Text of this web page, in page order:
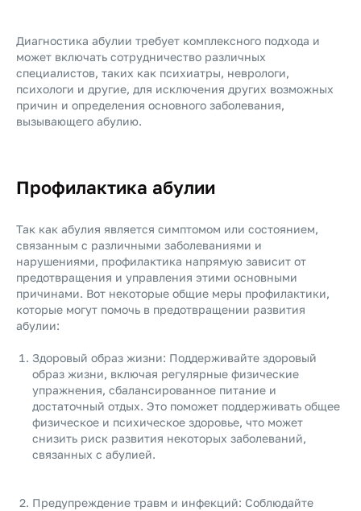
Диагностика абулии требует комплексного подхода и
может включать сотрудничество различных
специалистов, таких как психиатры, неврологи,
психологи и другие, для исключения других возможных
причин и определения основного заболевания,
вызывающего абулию.
Профилактика абулии
Так как абулия является симптомом или состоянием,
связанным с различными заболеваниями и
нарушениями, профилактика напрямую зависит от
предотвращения и управления этими основными
причинами. Вот некоторые общие меры профилактики,
которые могут помочь в предотвращении развития
абулии:
Здоровый образ жизни: Поддерживайте здоровый
образ жизни, включая регулярные физические
упражнения, сбалансированное питание и
достаточный отдых. Это поможет поддерживать общее
физическое и психическое здоровье, что может
снизить риск развития некоторых заболеваний,
связанных с абулией.
Предупреждение травм и инфекций: Соблюдайте